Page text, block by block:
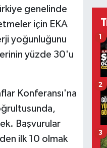
genelinde
için EKA
yoğunluğunu
yüzde 30'u
Konferansı'na
Başvurular
ilk 10 olmak
1
2
3